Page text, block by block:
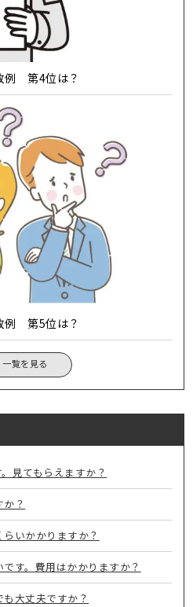
例 第4位は？
例 第5位は？
一覧を見る
見てもらえますか？
？
いかかりますか？
す。費用はかかりますか？
大丈夫ですか？